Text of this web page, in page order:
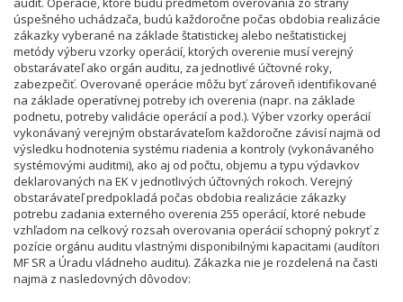
úspešného uchádzača, budú každoročne počas obdobia realizácie
zákazky vyberané na základe štatistickej alebo neštatistickej
metódy výberu vzorky operácií, ktorých overenie musí verejný
obstarávateľ ako orgán auditu, za jednotlivé účtovné roky,
zabezpečiť. Overované operácie môžu byť zároveň identifikované
na základe operatívnej potreby ich overenia (napr. na základe
podnetu, potreby validácie operácií a pod.). Výber vzorky operácií
vykonávaný verejným obstarávateľom každoročne závisí najmä od
výsledku hodnotenia systému riadenia a kontroly (vykonávaného
systémovými auditmi), ako aj od počtu, objemu a typu výdavkov
deklarovaných na EK v jednotlivých účtovných rokoch. Verejný
obstarávateľ predpokladá počas obdobia realizácie zákazky
potrebu zadania externého overenia 255 operácií, ktoré nebude
vzhľadom na celkový rozsah overovania operácií schopný pokryť z
pozície orgánu auditu vlastnými disponibilnými kapacitami (audítori
MF SR a Úradu vládneho auditu). Zákazka nie je rozdelená na časti
najmä z nasledovných dôvodov: